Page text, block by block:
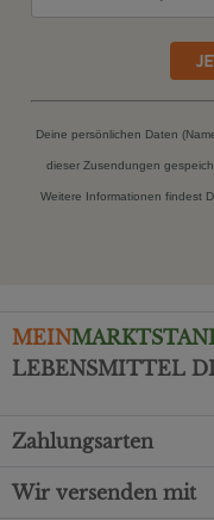
Deine persönlichen Daten
dieser Zusendungen
Weitere Informationen findest
MEIN
LEBENSMITTEL
Zahlungsarten
Wir versenden mit